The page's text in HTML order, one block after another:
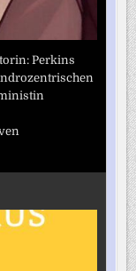
Perkins